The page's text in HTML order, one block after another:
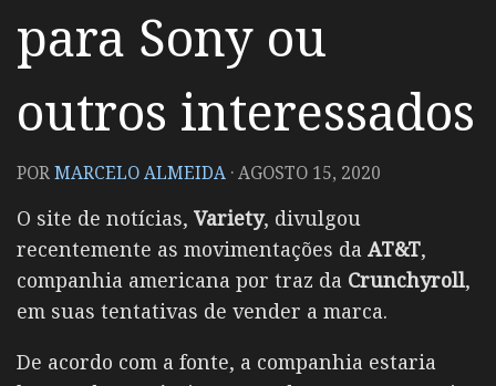
para Sony ou
outros interessados
PORMARCELO ALMEIDA ·AGOSTO 15, 2020
O site de notícias, Variety, divulgou
recentemente as movimentações da AT&T,
companhia americana por traz da Crunchyroll,
em suas tentativas de vender a marca.
De acordo com a fonte, a companhia estaria